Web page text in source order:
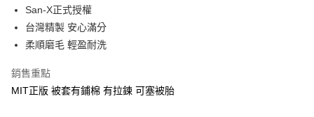
Apple Pay
街口支付
Google Pay
San-X正式授權
台灣精製 安心滿分
柔順磨毛 輕盈耐洗
銷售重點
MIT正版 被套有鋪棉 有拉鍊 可塞被胎